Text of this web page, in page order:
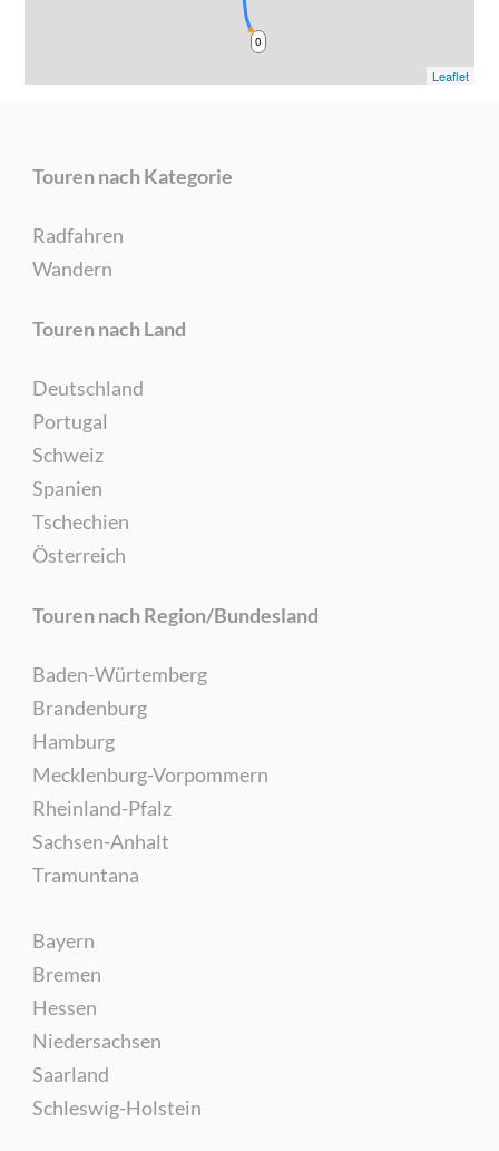
0
Leaflet
Touren nach Kategorie
Radfahren
Wandern
Touren nach Land
Deutschland
Portugal
Schweiz
Spanien
Tschechien
Österreich
Touren nach Region/Bundesland
Baden-Würtemberg
Brandenburg
Hamburg
Mecklenburg-Vorpommern
Rheinland-Pfalz
Sachsen-Anhalt
Tramuntana
Bayern
Bremen
Hessen
Niedersachsen
Saarland
Schleswig-Holstein